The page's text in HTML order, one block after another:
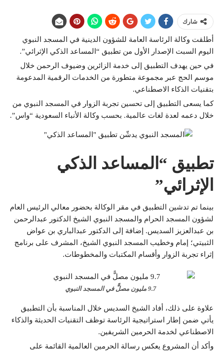
شارك
أطلقت وكالة الرئاسة العامة للشؤون الدينية في المسجد النبوي
اليوم السبت الإصدار الأول من تطبيق “المساعد الذكي الإثرائي”.
في حين يهدف التطبيق إلى خدمة الزائرين وضيوف الرحمن خلال
موسم الحج عبر مجموعة متطورة من الخدمات الرقمية المدعومة
بتقنيات الذكاء الاصطناعي.
كما يسعى التطبيق إلى تحسين تجربة الزوار في المسجد النبوي من
خلال دعمه لعدة لغات عالمية. بحسب وكالة الأنباء السعودية “واس”.
تطبيق “المساعد الذكي
الإثرائي”
بينما تم تدشين التطبيق في مقر الوكالة بحضور معالي الرئيس العام
لشؤون المسجد الحرام والمسجد النبوي الشيخ الدكتور عبدالرحمن
بن عبدالعزيز السديس. إضافة إلى الدكتور عبدالباري بن عواض
الثبيتي؛ إمام وخطيب المسجد النبوي الشيخ، المشرف على برنامج
إثراء تجربة الزوار وأقسام المكتبات والمخطوطات.
9.7 مليون مصلًّ في المسجد النبوي
علاوة على ذلك، أفاد الشيخ السديس خلال المناسبة بأن التطبيق
يأتي ضمن إطار استراتيجية الرئاسة توظف التقنيات الحديثة والذكاء
الاصطناعي لخدمة الحرمين الشريفين.
وأكد أن المشروع يعكس رسالة الحرمين العالمية القائمة على